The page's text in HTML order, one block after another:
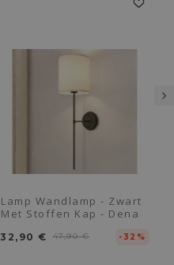
Lamp Wandlamp - Zwart
Met Stoffen Kap - Dena
32,90 € 47,90 € -32%